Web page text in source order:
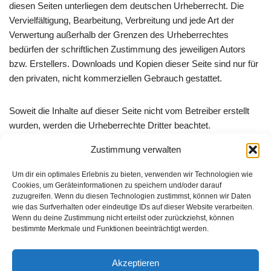
Zustimmung verwalten
Um dir ein optimales Erlebnis zu bieten, verwenden wir Technologien wie
Cookies, um Geräteinformationen zu speichern und/oder darauf
zuzugreifen. Wenn du diesen Technologien zustimmst, können wir Daten
wie das Surfverhalten oder eindeutige IDs auf dieser Website verarbeiten.
Wenn du deine Zustimmung nicht erteilst oder zurückziehst, können
bestimmte Merkmale und Funktionen beeinträchtigt werden.
Akzeptieren
diesen Seiten unterliegen dem deutschen Urheberrecht. Die
Vervielfältigung, Bearbeitung, Verbreitung und jede Art der
Verwertung außerhalb der Grenzen des Urheberrechtes
bedürfen der schriftlichen Zustimmung des jeweiligen Autors
bzw. Erstellers. Downloads und Kopien dieser Seite sind nur für
den privaten, nicht kommerziellen Gebrauch gestattet.
Soweit die Inhalte auf dieser Seite nicht vom Betreiber erstellt
wurden, werden die Urheberrechte Dritter beachtet.
Sollten Sie trotzdem auf eine Urheberrechtsverletzung
aufmerksam werden, bitten wir um einen entsprechenden
Hinweis. Bei Bekanntwerden von Rechtsverletzungen werden
wir derartige Inhalte umgehend entfernen.
Quelle:https://www.e-recht24.de